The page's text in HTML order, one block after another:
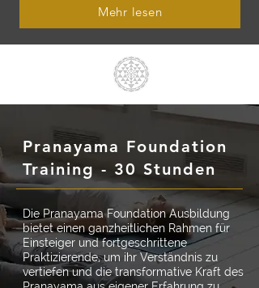
Mehr lesen
Pranayama Foundation
Training - 30 Stunden
Die Pranayama Foundation Ausbildung
bietet einen ganzheitlichen Rahmen für
Einsteiger und fortgeschrittene
Praktizierende, um ihr Verständnis zu
vertiefen und die transformative Kraft des